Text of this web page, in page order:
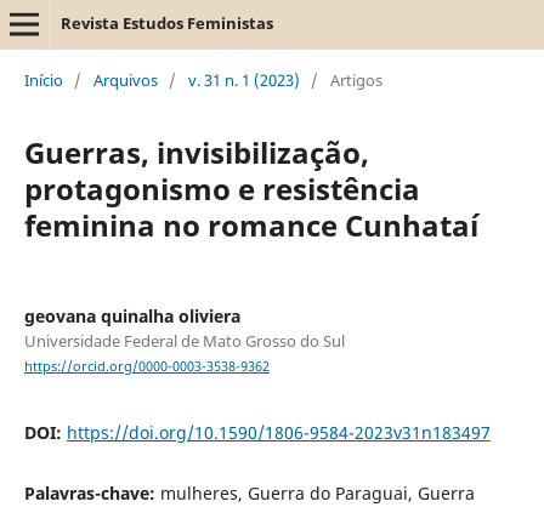
Revista Estudos Feministas
Início / Arquivos / v. 31 n. 1 (2023) / Artigos
Guerras, invisibilização,
protagonismo e resistência
feminina no romance Cunhataí
geovana quinalha oliviera
Universidade Federal de Mato Grosso do Sul
https://orcid.org/0000-0003-3538-9362
DOI: https://doi.org/10.1590/1806-9584-2023v31n183497
Palavras-chave: mulheres, Guerra do Paraguai, Guerra